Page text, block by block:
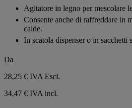
stelle.
Agitatore in legno per mescolare
Consente anche di raffreddare in
calde.
In scatola dispenser o in sacchetti
Da
28,25 € IVA Escl.
34,47 € IVA incl.